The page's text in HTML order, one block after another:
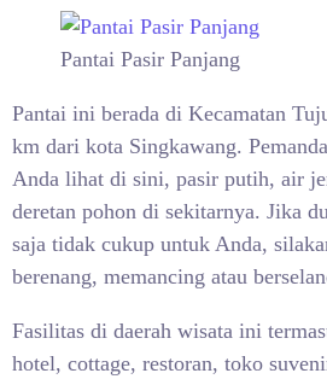
Pantai Pasir Panjang
Pantai ini berada di Kecamatan
km dari kota Singkawang.
Anda lihat di sini, pasir putih, air
deretan pohon di sekitarnya. Jika
saja tidak cukup untuk Anda,
berenang, memancing atau
Fasilitas di daerah wisata ini
hotel, cottage, restoran, toko